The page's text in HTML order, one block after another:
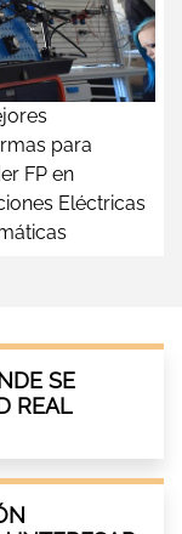
para
FP en
Eléctricas
SE
REAL